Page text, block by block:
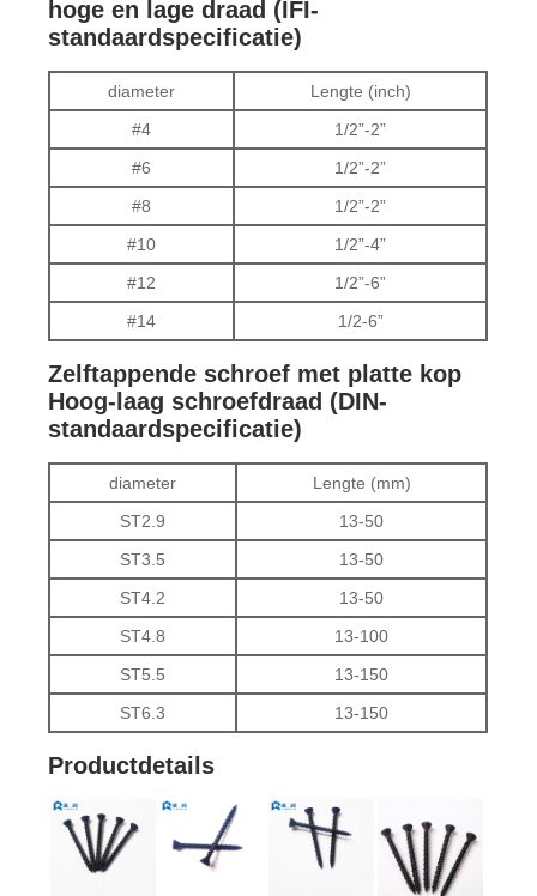
hoge en lage draad (IFI-
standaardspecificatie)
diameter
Lengte (inch)
#4
1/2”-2”
#6
1/2”-2”
#8
1/2”-2”
#10
1/2”-4”
#12
1/2”-6”
#14
1/2-6”
Zelftappende schroef met platte kop
Hoog-laag schroefdraad (DIN-
standaardspecificatie)
diameter
Lengte (mm)
ST2.9
13-50
ST3.5
13-50
ST4.2
13-50
ST4.8
13-100
ST5.5
13-150
ST6.3
13-150
Productdetails